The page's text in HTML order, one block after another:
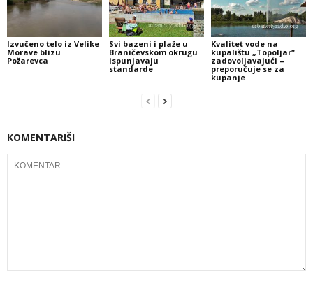
Izvučeno telo iz Velike
Morave blizu
Požarevca
Svi bazeni i plaže u
Braničevskom okrugu
ispunjavaju
standarde
Kvalitet vode na
kupalištu „Topoljar“
zadovoljavajući –
preporučuje se za
kupanje
KOMENTARIŠI